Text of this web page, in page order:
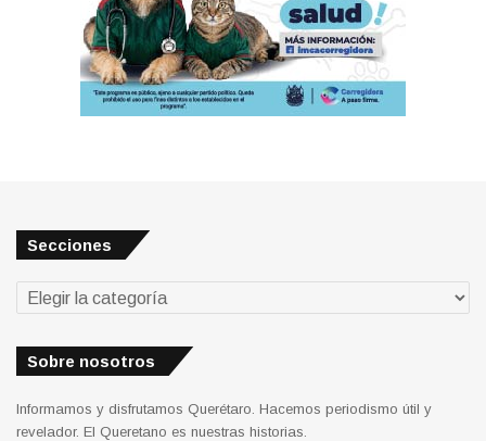
Secciones
Secciones
Sobre nosotros
Informamos y disfrutamos Querétaro. Hacemos periodismo útil y
revelador. El Queretano es nuestras historias.